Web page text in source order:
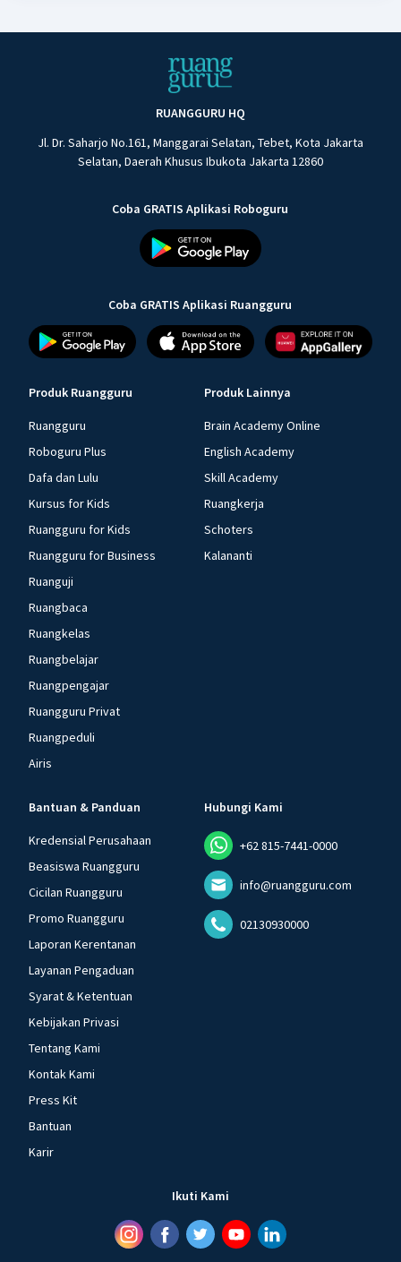
RUANGGURU HQ
Jl. Dr. Saharjo No.161, Manggarai Selatan, Tebet, Kota Jakarta
Selatan, Daerah Khusus Ibukota Jakarta 12860
Coba GRATIS Aplikasi Roboguru
Coba GRATIS Aplikasi Ruangguru
Produk Ruangguru
Ruangguru
Roboguru Plus
Dafa dan Lulu
Kursus for Kids
Ruangguru for Kids
Ruangguru for Business
Ruanguji
Ruangbaca
Ruangkelas
Ruangbelajar
Ruangpengajar
Ruangguru Privat
Ruangpeduli
Airis
Produk Lainnya
Brain Academy Online
English Academy
Skill Academy
Ruangkerja
Schoters
Kalananti
Bantuan & Panduan
Kredensial Perusahaan
Beasiswa Ruangguru
Cicilan Ruangguru
Promo Ruangguru
Laporan Kerentanan
Layanan Pengaduan
Syarat & Ketentuan
Kebijakan Privasi
Tentang Kami
Kontak Kami
Press Kit
Bantuan
Karir
Hubungi Kami
+62 815-7441-0000
info@ruangguru.com
02130930000
Ikuti Kami